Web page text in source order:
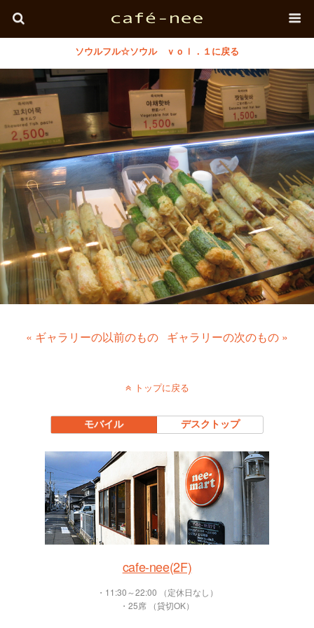
ソウルフル☆ソウル ｖｏｌ．１に戻る
« ギャラリーの以前のもの ギャラリーの次のもの »
トップに戻る
モバイル デスクトップ
cafe-nee(2F)
・11:30～22:00 （定休日なし）
・25席 （貸切OK）